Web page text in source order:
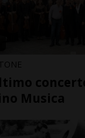
Musica